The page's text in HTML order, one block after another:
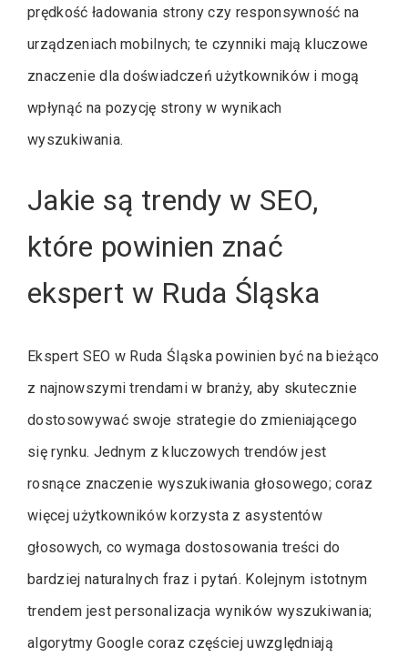
prędkość ładowania strony czy responsywność na
urządzeniach mobilnych; te czynniki mają kluczowe
znaczenie dla doświadczeń użytkowników i mogą
wpłynąć na pozycję strony w wynikach
wyszukiwania.
Jakie są trendy w SEO,
które powinien znać
ekspert w Ruda Śląska
Ekspert SEO w Ruda Śląska powinien być na bieżąco
z najnowszymi trendami w branży, aby skutecznie
dostosowywać swoje strategie do zmieniającego
się rynku. Jednym z kluczowych trendów jest
rosnące znaczenie wyszukiwania głosowego; coraz
więcej użytkowników korzysta z asystentów
głosowych, co wymaga dostosowania treści do
bardziej naturalnych fraz i pytań. Kolejnym istotnym
trendem jest personalizacja wyników wyszukiwania;
algorytmy Google coraz częściej uwzględniają